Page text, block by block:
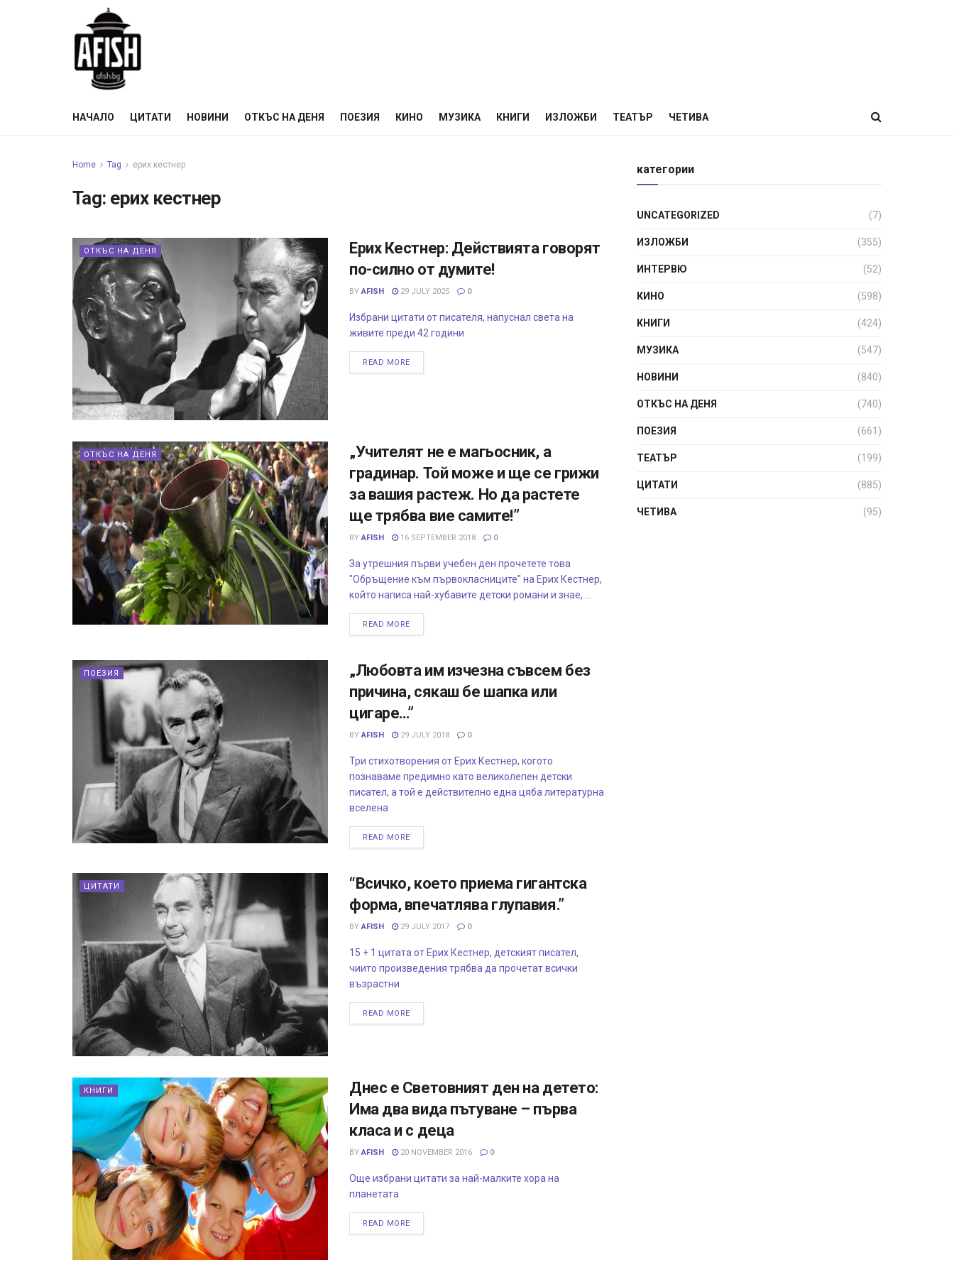
НАЧАЛО ЦИТАТИ НОВИНИ ОТКЪС НА ДЕНЯ ПОЕЗИЯ КИНО МУЗИКА КНИГИ ИЗЛОЖБИ ТЕАТЪР ЧЕТИВА
Home Tag ерих кестнер
Tag: ерих кестнер
ОТКЪС НА ДЕНЯ
Ерих Кестнер: Действията говорят
по-силно от думите!
BY AFISH 29 JULY 2025 0
Избрани цитати от писателя, напуснал света на
живите преди 42 години
READ MORE
ОТКЪС НА ДЕНЯ
„Учителят не е магьосник, а
градинар. Той може и ще се грижи
за вашия растеж. Но да растете
ще трябва вие самите!”
BY AFISH 16 SEPTEMBER 2018 0
За утрешния първи учебен ден прочетете това
"Обръщение към първокласниците" на Ерих Кестнер,
който написа най-хубавите детски романи и знае, ...
READ MORE
ПОЕЗИЯ
„Любовта им изчезна съвсем без
причина, сякаш бе шапка или
цигаре…”
BY AFISH 29 JULY 2018 0
Три стихотворения от Ерих Кестнер, когото
познаваме предимно като великолепен детски
писател, а той е действително една цяба литературна
вселена
READ MORE
ЦИТАТИ
“Всичко, което приема гигантска
форма, впечатлява глупавия.”
BY AFISH 29 JULY 2017 0
15 + 1 цитата от Ерих Кестнер, детският писател,
чиито произведения трябва да прочетат всички
възрастни
READ MORE
КНИГИ
Днес е Световният ден на детето:
Има два вида пътуване – първа
класа и с деца
BY AFISH 20 NOVEMBER 2016 0
Още избрани цитати за най-малките хора на
планетата
READ MORE
категории
UNCATEGORIZED (7)
ИЗЛОЖБИ (355)
ИНТЕРВЮ (52)
КИНО (598)
КНИГИ (424)
МУЗИКА (547)
НОВИНИ (840)
ОТКЪС НА ДЕНЯ (740)
ПОЕЗИЯ (661)
ТЕАТЪР (199)
ЦИТАТИ (885)
ЧЕТИВА (95)